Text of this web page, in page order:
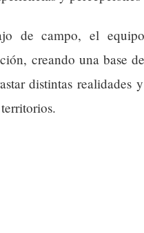
de campo, el
creando una base
distintas realidades